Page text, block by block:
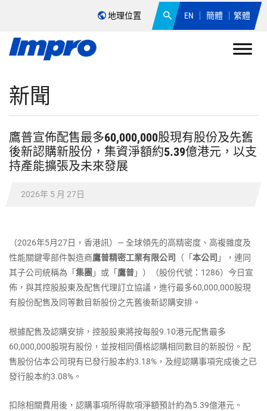
地理位置 EN 簡體 繁體
新聞
鷹普宣佈配售最多60,000,000股現有股份及先舊
後新認購新股份，集資淨額約5.39億港元，以支
持產能擴張及未來發展
2026年 5 月 27日
（2026年5月27日，香港訊）― 全球領先的高精密度、高複雜度及
性能關鍵零部件製造商鷹普精密工業有限公司 （「 本公司 」，連同
其子公司統稱為「 集團 」或「 鷹普 」）（股份代號：1286）今日宣
佈，與其控股股東及配售代理訂立協議，進行最多60,000,000股現
有股份配售及同等數目新股份之先舊後新認購安排。
根據配售及認購安排，控股股東將按每股9.10港元配售最多
60,000,000股現有股份，並按相同價格認購相同數目的新股份。配
售股份佔本公司現有已發行股本約3.18%，及經認購事項完成後之已
發行股本約3.08%。
扣除相關費用後，認購事項所得款項淨額預計約為5.39億港元。